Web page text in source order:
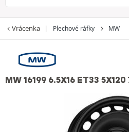
Vrácenka Plechové ráfky MW
MW 16199 6.5X16 ET33